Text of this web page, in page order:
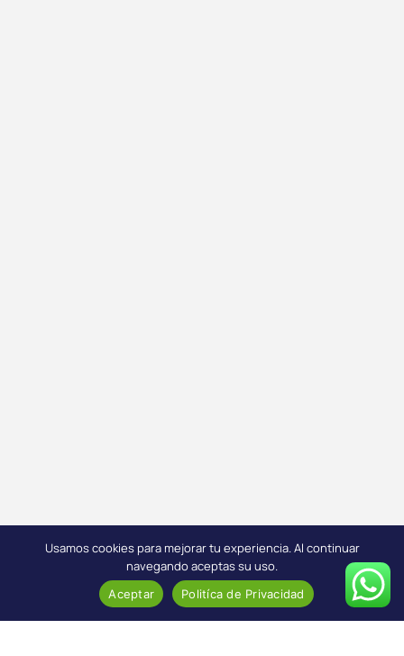
Usamos cookies para mejorar tu experiencia. Al continuar
navegando aceptas su uso.
Aceptar Politíca de Privacidad